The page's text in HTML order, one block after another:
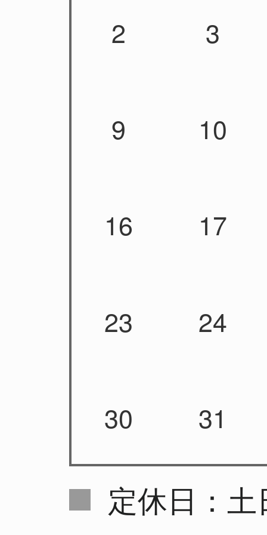
2 3
9 10
16 17
23 24
30 31
定休日：土